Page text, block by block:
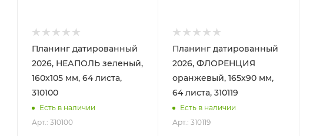
Планинг датированный
2026, НЕАПОЛЬ зеленый,
160х105 мм, 64 листа,
310100
Есть в наличии
Арт.: 310100
Планинг датированный
2026, ФЛОРЕНЦИЯ
оранжевый, 165х90 мм,
64 листа, 310119
Есть в наличии
Арт.: 310119